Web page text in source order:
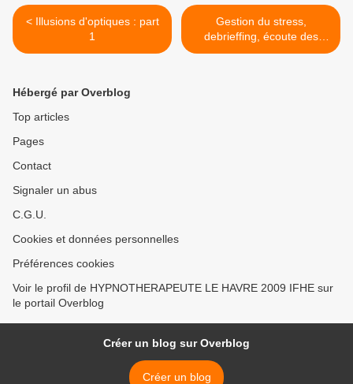
< Illusions d'optiques : part
1
Gestion du stress,
debrieffing, écoute des
professionnels... >
Hébergé par Overblog
Top articles
Pages
Contact
Signaler un abus
C.G.U.
Cookies et données personnelles
Préférences cookies
Voir le profil de HYPNOTHERAPEUTE LE HAVRE 2009 IFHE sur
le portail Overblog
Créer un blog sur Overblog
Créer un blog